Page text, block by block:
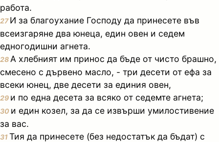
работа.
27И за благоухание Господу да принесете във
всеизгаряне два юнеца, един овен и седем
едногодишни агнета.
28 А хлебният им принос да бъде от чисто брашно,
смесено с дървено масло, - три десети от ефа за
всеки юнец, две десети за единия овен,
29 и по една десета за всяко от седемте агнета;
30 и един козел, за да се извърши умилостивение
за вас.
31Тия да принесете (без недостатък да бъдат) с